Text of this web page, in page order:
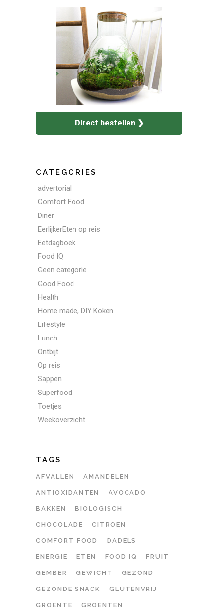
Direct bestellen ❯
CATEGORIES
advertorial
Comfort Food
Diner
EerlijkerEten op reis
Eetdagboek
Food IQ
Geen categorie
Good Food
Health
Home made, DIY Koken
Lifestyle
Lunch
Ontbijt
Op reis
Sappen
Superfood
Toetjes
Weekoverzicht
TAGS
AFVALLEN AMANDELEN
ANTIOXIDANTEN AVOCADO
BAKKEN BIOLOGISCH
CHOCOLADE CITROEN
COMFORT FOOD DADELS
ENERGIE ETEN FOOD IQ FRUIT
GEMBER GEWICHT GEZOND
GEZONDE SNACK GLUTENVRIJ
GROENTE GROENTEN